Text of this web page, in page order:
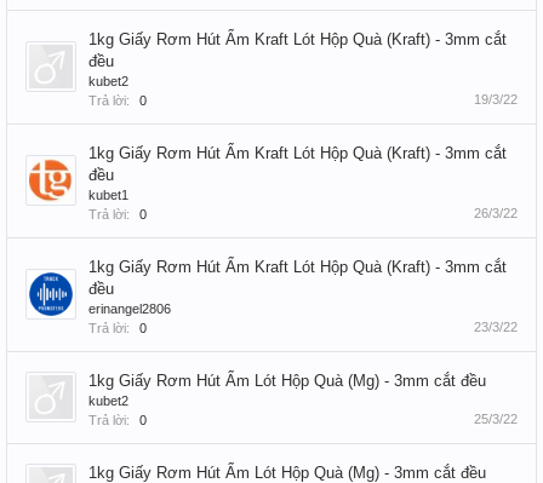
1kg Giấy Rơm Hút Ẩm Kraft Lót Hộp Quà (Kraft) - 3mm cắt
đều
kubet2
Trả lời:
0 19/3/22
1kg Giấy Rơm Hút Ẩm Kraft Lót Hộp Quà (Kraft) - 3mm cắt
đều
kubet1
Trả lời:
0 26/3/22
1kg Giấy Rơm Hút Ẩm Kraft Lót Hộp Quà (Kraft) - 3mm cắt
đều
erinangel2806
Trả lời:
0 23/3/22
1kg Giấy Rơm Hút Ẩm Lót Hộp Quà (Mg) - 3mm cắt đều
kubet2
Trả lời:
0 25/3/22
1kg Giấy Rơm Hút Ẩm Lót Hộp Quà (Mg) - 3mm cắt đều